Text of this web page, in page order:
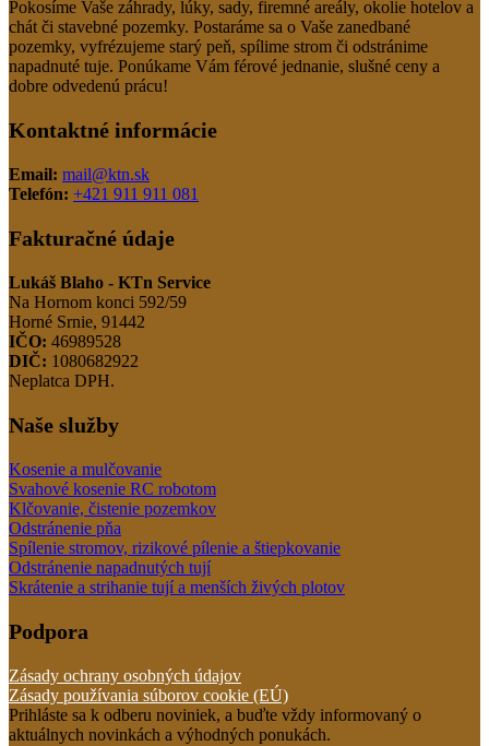
Pokosíme Vaše záhrady, lúky, sady, firemné areály, okolie hotelov a
chát či stavebné pozemky. Postaráme sa o Vaše zanedbané
pozemky, vyfrézujeme starý peň, spílime strom či odstránime
napadnuté tuje. Ponúkame Vám férové jednanie, slušné ceny a
dobre odvedenú prácu!
Kontaktné informácie
Email: mail@ktn.sk
Telefón: +421 911 911 081
Fakturačné údaje
Lukáš Blaho - KTn Service
Na Hornom konci 592/59
Horné Srnie, 91442
IČO: 46989528
DIČ: 1080682922
Neplatca DPH.
Naše služby
Kosenie a mulčovanie
Svahové kosenie RC robotom
Klčovanie, čistenie pozemkov
Odstránenie pňa
Spílenie stromov, rizikové pílenie a štiepkovanie
Odstránenie napadnutých tují
Skrátenie a strihanie tují a menších živých plotov
Podpora
Zásady ochrany osobných údajov
Zásady používania súborov cookie (EÚ)
Prihláste sa k odberu noviniek, a buďte vždy informovaný o
aktuálnych novinkách a výhodných ponukách.